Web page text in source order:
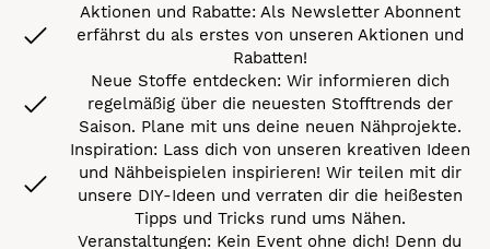
Aktionen und Rabatte: Als Newsletter Abonnent
erfährst du als erstes von unseren Aktionen und
Rabatten!
Neue Stoffe entdecken: Wir informieren dich
regelmäßig über die neuesten Stofftrends der
Saison. Plane mit uns deine neuen Nähprojekte.
Inspiration: Lass dich von unseren kreativen Ideen
und Nähbeispielen inspirieren! Wir teilen mit dir
unsere DIY-Ideen und verraten dir die heißesten
Tipps und Tricks rund ums Nähen.
Veranstaltungen: Kein Event ohne dich! Denn du